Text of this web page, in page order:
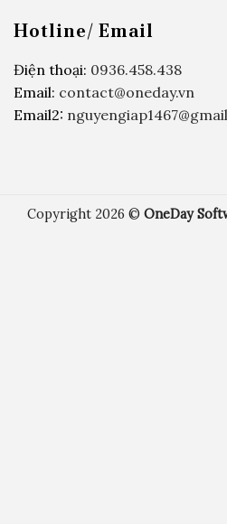
Hotline/ Email
Điện thoại: 0936.458.438
Email: contact@oneday.vn
Email2:
Copyright 2026 © OneDay